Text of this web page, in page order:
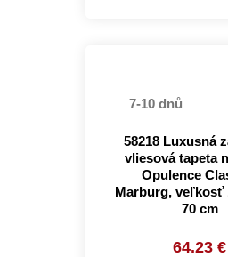
7-10 dnů
58218 Luxusná
vliesová tapeta
Opulence
Marburg, veľkosť
70 cm
64.23 €